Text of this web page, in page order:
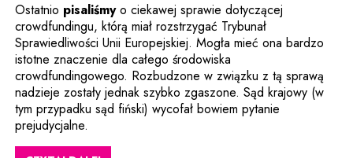
Ostatnio pisaliśmyUwaga, link zostanie otwarty w nowym
o ciekawej sprawie dotyczącej
crowdfundingu, którą miał rozstrzygać Trybunał
Sprawiedliwości Unii Europejskiej. Mogła mieć ona bardzo
istotne znaczenie dla całego środowiska
crowdfundingowego. Rozbudzone w związku z tą sprawą
nadzieje zostały jednak szybko zgaszone. Sąd krajowy (w
tym przypadku sąd fiński) wycofał bowiem pytanie
prejudycjalne.